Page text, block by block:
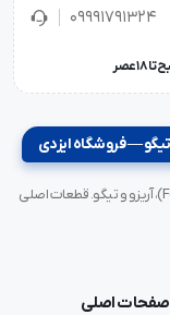
09991791324
خرید لوازم یدکی MVM و مدیران خودرو، فونیکس (Fownix)، آریزو و تیگو. قطعات اصلی
صفحات اصلی